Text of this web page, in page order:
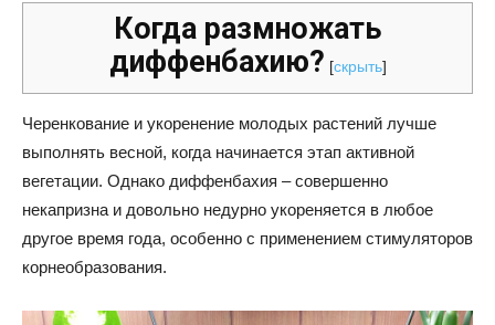
Когда размножать
диффенбахию? [скрыть]
Черенкование и укоренение молодых растений лучше
выполнять весной, когда начинается этап активной
вегетации. Однако диффенбахия – совершенно
некапризна и довольно недурно укореняется в любое
другое время года, особенно с применением стимуляторов
корнеобразования.